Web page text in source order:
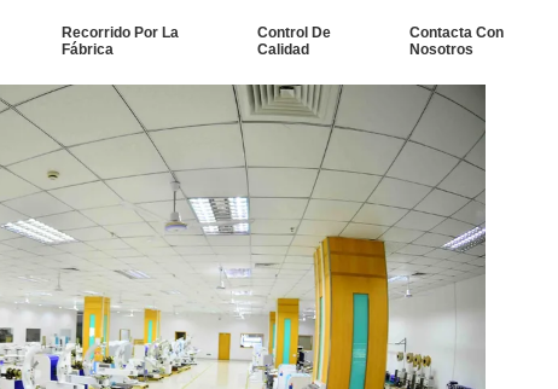
Recorrido Por La
Fábrica
Control De
Calidad
Contacta Con
Nosotros